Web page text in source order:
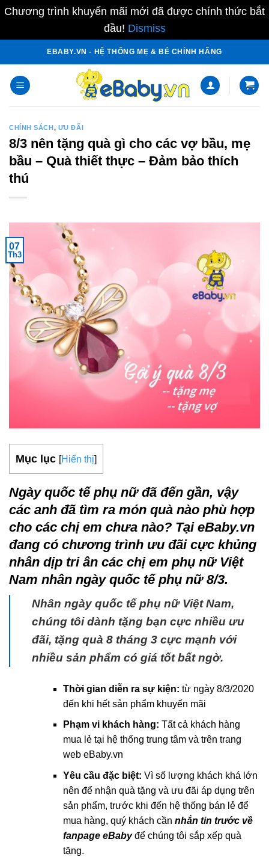
Chương trình khuyến mãi mới đã được chính thức bắt
đầu! Dismiss
content
EBABY.VN - HỆ THỐNG MẸ & BÉ CHÍNH HÃNG
CHÍNH SÁCH, ƯU ĐÃI
8/3 nên tặng quà gì cho các vợ bầu, mẹ
bầu – Quà thiết thực – Đảm bảo thích
thú
07
Th3
Mục lục [Hiển thị]
Ngày quốc tế phụ nữ đã đến gần, vậy
các anh đã tìm ra món quà nào phù hợp
cho các chị em chưa nào? Tại eBaby.vn
đang có chương trình ưu đãi cực khủng
nhân dịp tri ân các chị em phụ nữ Việt
Nam nhân ngày quốc tế phụ nữ 8/3.
Nhân ngày quốc tế phụ nữ Việt Nam,
chúng tôi dành tặng bạn cực nhiều ưu
đãi, tặng quà 8 tháng 3 cực mạnh với
nhiều sản phẩm có giá tốt bất ngờ.
Thời gian diễn ra sự kiện: từ ngày 8/3/2020
đến khi hết sản phẩm khuyến mãi
Phạm vi khách hàng: Tất cả khách hàng
mua lẻ tại hệ thống trung tâm và trên trang
web eBaby.vn
Yêu cầu đặc biệt: Vì số lượng khách khá lớn
nên để nhận quà tặng và ưu đãi áp dụng trên
sản phẩm, trước khi đến hệ thống bán lẻ để
mua hàng, quý khách cần nhắn tin trước về
fanpage eBabyđể chúng tôi sắp xếp quà
tặng.